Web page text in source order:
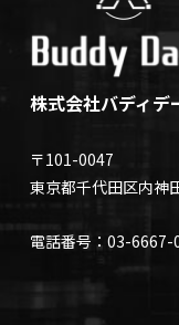
株式会社バディデ
〒101-0047
東京都千代田区内神
電話番号：03-6667-